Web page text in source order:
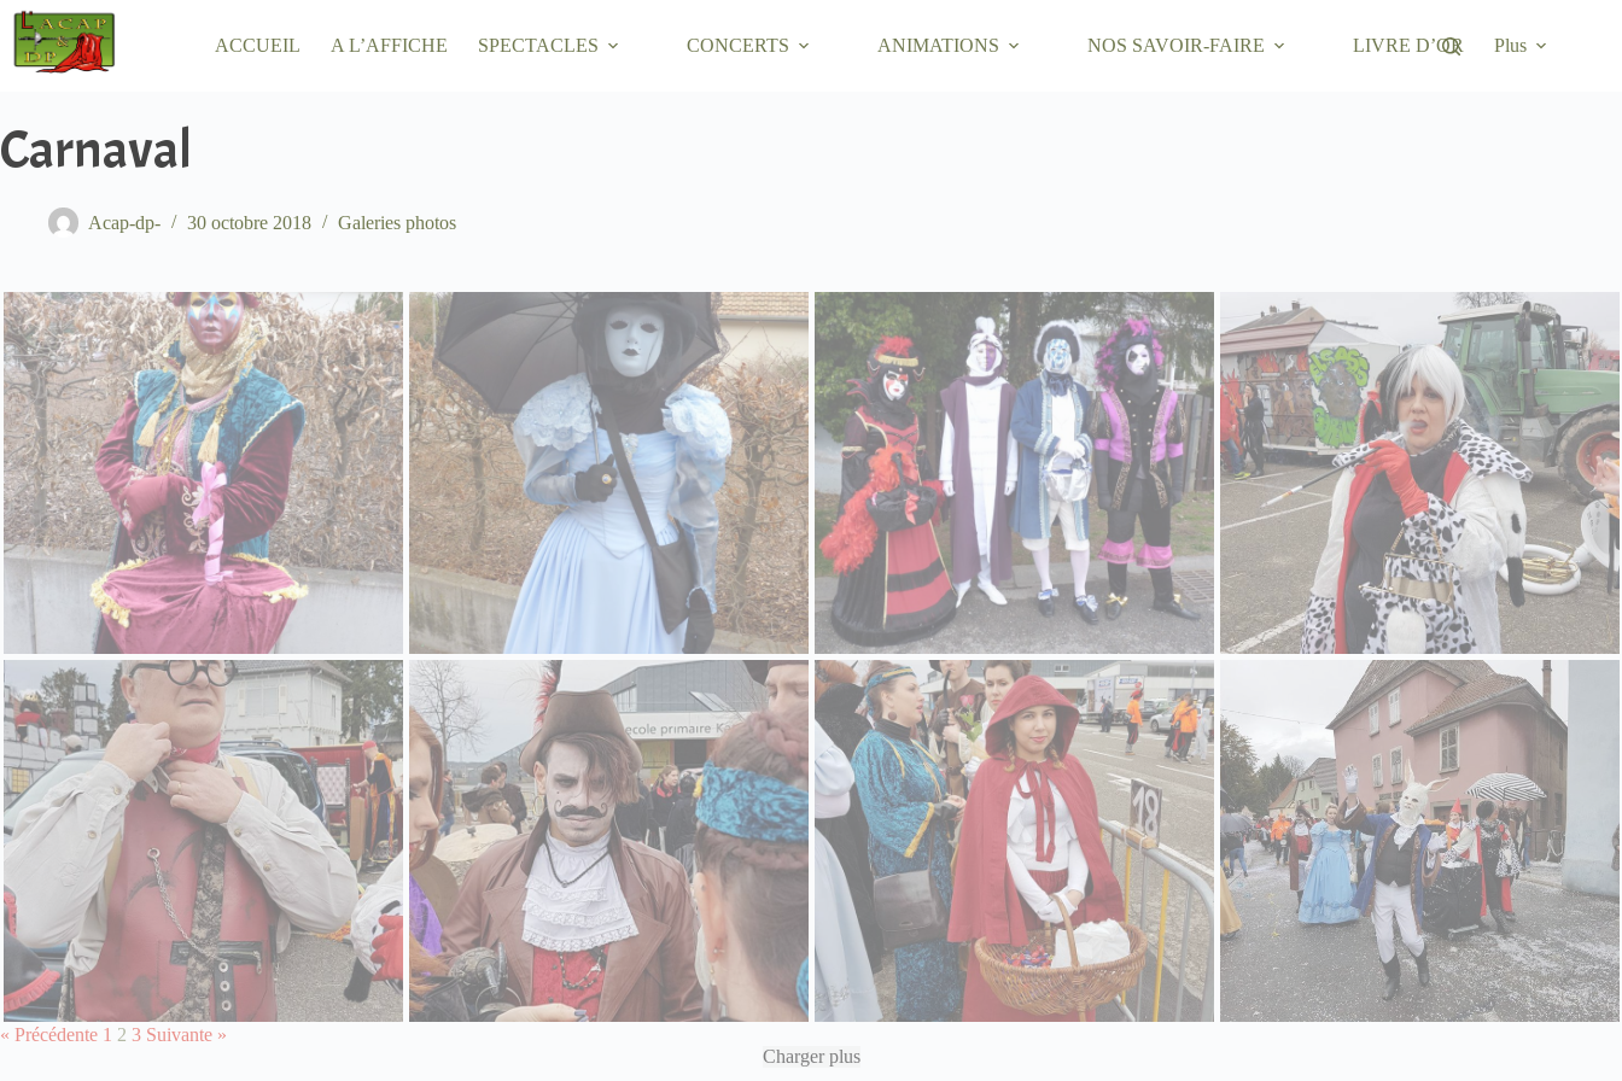
Passer
contenu
ACCUEIL A L’AFFICHE SPECTACLES CONCERTS ANIMATIONS NOS SAVOIR-FAIRE LIVRE D’OR Plus
Carnaval
Acap-dp- 30 octobre 2018 Galeries photos
« Précédente 1 2 3 Suivante »
Charger plus